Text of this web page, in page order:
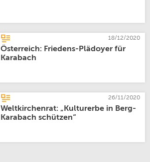
18/12/2020
Österreich: Friedens-Plädoyer für
Karabach
26/11/2020
Weltkirchenrat: „Kulturerbe in Berg-
Karabach schützen“